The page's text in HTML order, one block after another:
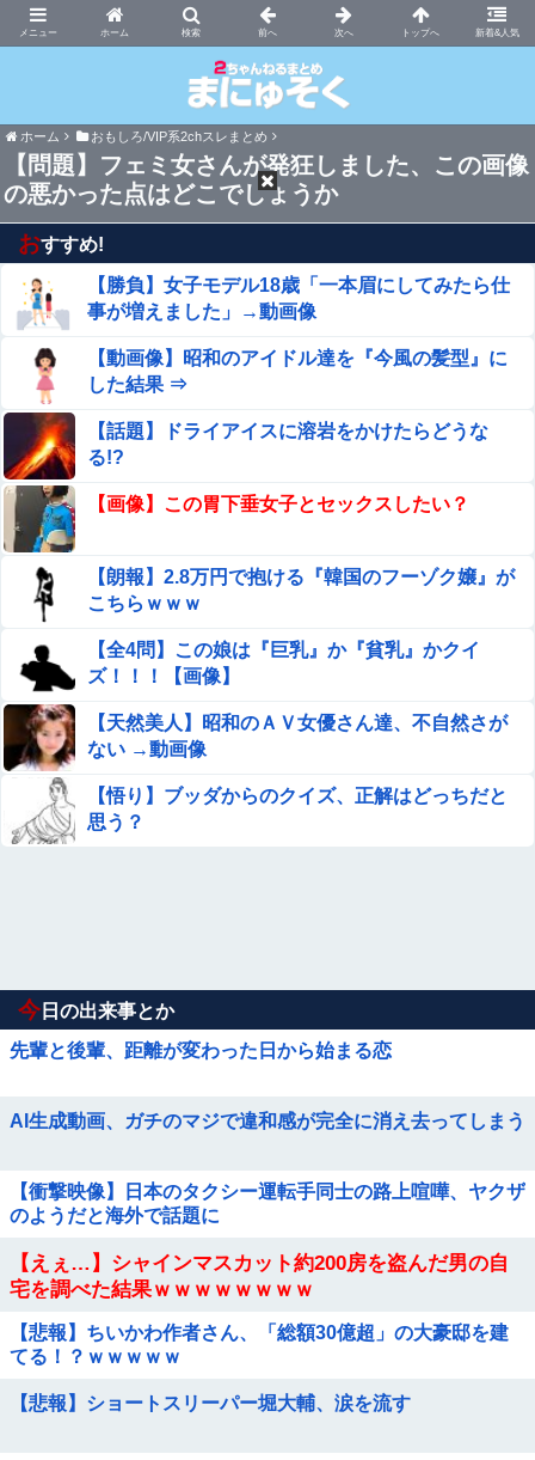
ホーム 新着&人気
まにゅそく 2chまとめニュース速報VIP
ホーム おもしろ/VIP系2chスレまとめ
【問題】フェミ女さんが発狂しました、この画像
の悪かった点はどこでしょうか
おすすめ!
【勝負】女子モデル18歳「一本眉にしてみたら仕
事が増えました」→動画像
【動画像】昭和のアイドル達を『今風の髪型』に
した結果 ⇒
【話題】ドライアイスに溶岩をかけたらどうな
る!?
【画像】この胃下垂女子とセックスしたい？
【朗報】2.8万円で抱ける『韓国のフーゾク嬢』が
こちらｗｗｗ
【全4問】この娘は『巨乳』か『貧乳』かクイ
ズ！！！【画像】
【天然美人】昭和のＡＶ女優さん達、不自然さが
ない →動画像
【悟り】ブッダからのクイズ、正解はどっちだと
思う？
今 日の出来事とか
先輩と後輩、距離が変わった日から始まる恋
AI生成動画、ガチのマジで違和感が完全に消え去ってしまう
【衝撃映像】日本のタクシー運転手同士の路上喧嘩、ヤクザ
のようだと海外で話題に
【えぇ…】シャインマスカット約200房を盗んだ男の自
宅を調べた結果ｗｗｗｗｗｗｗｗ
【悲報】ちいかわ作者さん、「総額30億超」の大豪邸を建
てる！？ｗｗｗｗｗ
【悲報】ショートスリーパー堀大輔、涙を流す